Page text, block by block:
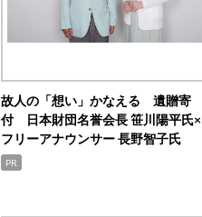
故人の「想い」かなえる 遺贈寄
付 日本財団名誉会長 笹川陽平氏×
フリーアナウンサー 長野智子氏
PR